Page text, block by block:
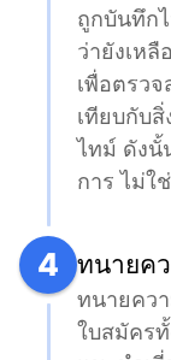
ถูกบันทึก
ว่ายังเหลื
เพื่อตรว
เทียบกับ
ไทม์ ดังนั้
การ ไม่ใ
4 ทนายค
ทนายคว
ใบสมัคร